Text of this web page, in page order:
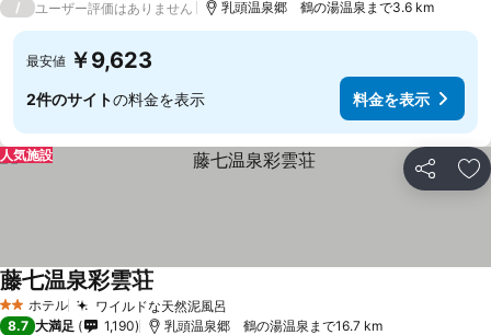
/ ユーザー評価はありません 乳頭温泉郷 鶴の湯温泉まで3.6 km
最安値 ￥9,623
2件のサイトの料金を表示 料金を表示
シェア お
人気施設
2 ホテルのランク
ホテル ワイルドな天然泥風呂
藤七温泉彩雲荘
8.7 大満足 1,190 乳頭温泉郷 鶴の湯温泉まで16.7 km